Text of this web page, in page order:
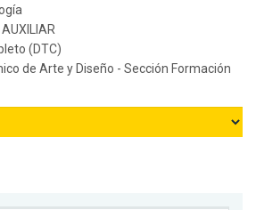
AUXILIAR
(DTC)
de Arte y Diseño - Sección Formación